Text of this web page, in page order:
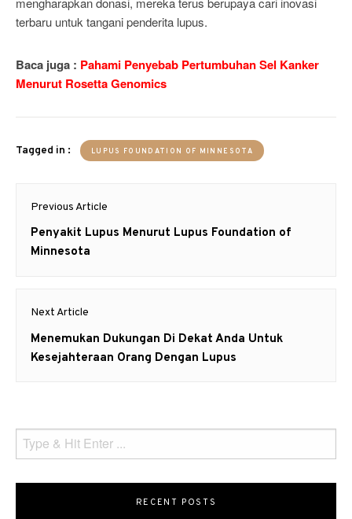
terbaru untuk tangani penderita lupus.
Baca juga : Pahami Penyebab Pertumbuhan Sel Kanker
Menurut Rosetta Genomics
Tagged in : LUPUS FOUNDATION OF MINNESOTA
navigation
Previous Article
Previous
post:
Penyakit Lupus Menurut Lupus Foundation of
Minnesota
Next Article
Next
post:
Menemukan Dukungan Di Dekat Anda Untuk
Kesejahteraan Orang Dengan Lupus
RECENT POSTS